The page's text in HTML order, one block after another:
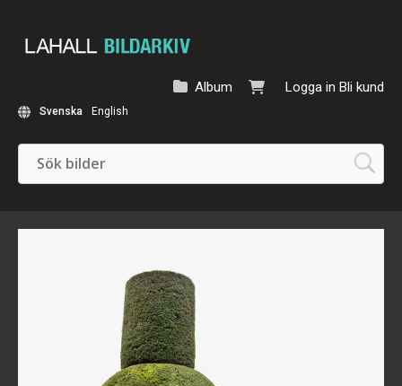
Logga in Bli kund
Album
Svenska English